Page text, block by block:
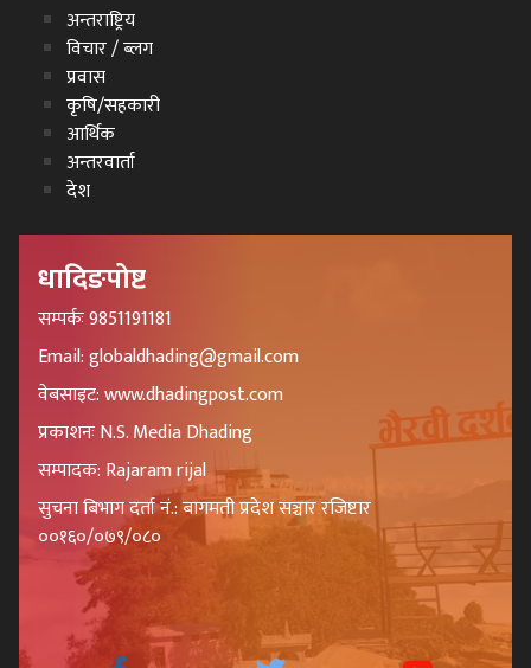
अन्तराष्ट्रिय
विचार / ब्लग
प्रवास
कृषि/सहकारी
आर्थिक
अन्तरवार्ता
देश
धादिङपोष्ट
सम्पर्कः 9851191181
Email: globaldhading@gmail.com
वेबसाइट: www.dhadingpost.com
प्रकाशनः N.S. Media Dhading
सम्पादक: Rajaram rijal
सुचना बिभाग दर्ता नं.: बागमती प्रदेश सञ्चार रजिष्टार
००१६०/०७९/०८०